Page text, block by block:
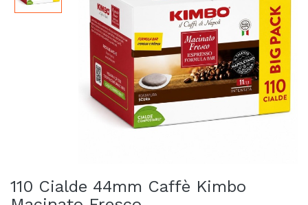
110 Cialde 44mm Caffè Kimbo